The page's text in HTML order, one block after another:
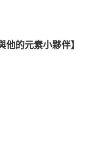
他的元素小夥伴】